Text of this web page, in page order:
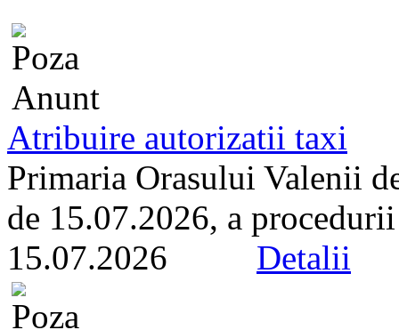
Atribuire autorizatii taxi
Primaria Orasului Valenii
de 15.07.2026, a
15.07.2026 Detalii